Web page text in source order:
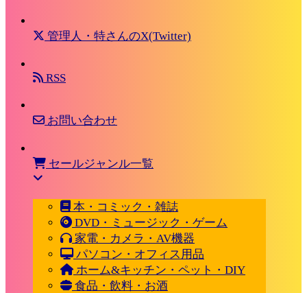
管理人・特さんのX(Twitter)
RSS
お問い合わせ
セールジャンル一覧
本・コミック・雑誌
DVD・ミュージック・ゲーム
家電・カメラ・AV機器
パソコン・オフィス用品
ホーム&キッチン・ペット・DIY
食品・飲料・お酒